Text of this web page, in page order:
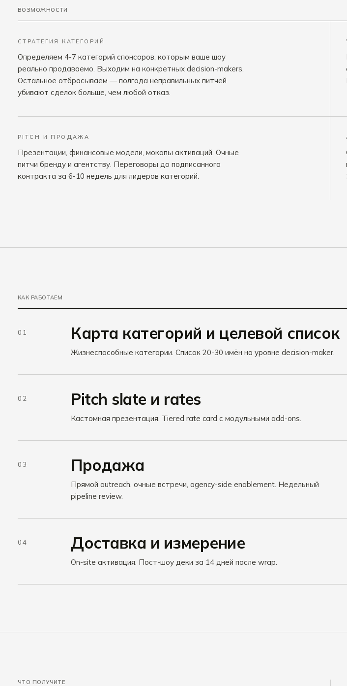
ВОЗМОЖНОСТИ
СТРАТЕГИЯ КАТЕГОРИЙ
Определяем 4-7 категорий спонсоров, которым ваше шоу
реально продаваемо. Выходим на конкретных decision-makers.
Остальное отбрасываем — полгода неправильных питчей
убивают сделок больше, чем любой отказ.
PITCH И ПРОДАЖА
Презентации, финансовые модели, мокапы активаций. Очные
питчи бренду и агентству. Переговоры до подписанного
контракта за 6-10 недель для лидеров категорий.
КАК РАБОТАЕМ
01 Карта категорий и целевой список
Жизнеспособные категории. Список 20-30 имён на уровне decision-maker.
02 Pitch slate и rates
Кастомная презентация. Tiered rate card с модульными add-ons.
03 Продажа
Прямой outreach, очные встречи, agency-side enablement. Недельный
pipeline review.
04 Доставка и измерение
On-site активация. Пост-шоу деки за 14 дней после wrap.
ЧТО ПОЛУЧИТЕ